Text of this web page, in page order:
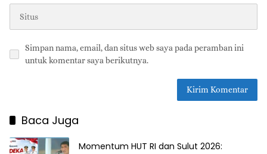
Simpan nama, email, dan situs web saya pada peramban ini
untuk komentar saya berikutnya.
Baca Juga
Momentum HUT RI dan Sulut 2026: